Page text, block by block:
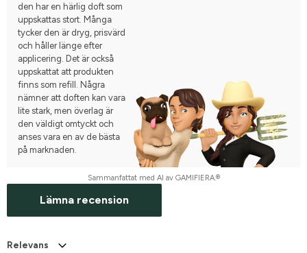
den har en härlig doft som
uppskattas stort. Många
tycker den är dryg, prisvärd
och håller länge efter
applicering. Det är också
uppskattat att produkten
finns som refill. Några
nämner att doften kan vara
lite stark, men överlag är
den väldigt omtyckt och
anses vara en av de bästa
på marknaden.
Sammanfattat med AI av GAMIFIERA.®
Lämna recension
Relevans